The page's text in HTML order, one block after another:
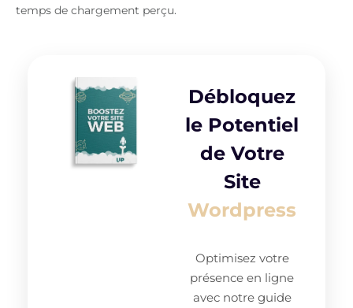
temps de chargement perçu.
Débloquez
le Potentiel
de Votre
Site
Wordpress
Optimisez votre
présence en ligne
avec notre guide